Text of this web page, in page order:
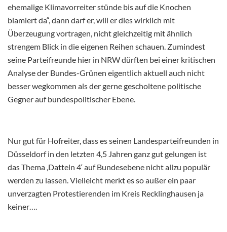
ehemalige Klimavorreiter stünde bis auf die Knochen
blamiert da“, dann darf er, will er dies wirklich mit
Überzeugung vortragen, nicht gleichzeitig mit ähnlich
strengem Blick in die eigenen Reihen schauen. Zumindest
seine Parteifreunde hier in NRW dürften bei einer kritischen
Analyse der Bundes-Grünen eigentlich aktuell auch nicht
besser wegkommen als der gerne gescholtene politische
Gegner auf bundespolitischer Ebene.
Nur gut für Hofreiter, dass es seinen Landesparteifreunden in
Düsseldorf in den letzten 4,5 Jahren ganz gut gelungen ist
das Thema ‚Datteln 4‘ auf Bundesebene nicht allzu populär
werden zu lassen. Vielleicht merkt es so außer ein paar
unverzagten Protestierenden im Kreis Recklinghausen ja
keiner….